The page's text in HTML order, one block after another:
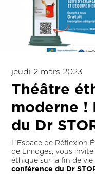
jeudi 2 mars 2023
Théâtre
moderne !
du Dr
L’Espace de Réflexion
de Limoges, vous
éthique sur la fin de vie
conférence du Dr